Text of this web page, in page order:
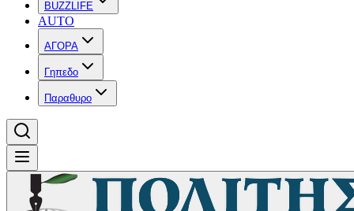
BUZZLIFE
AUTO
ΑΓΟΡΑ
Γηπεδο
Παραθυρο